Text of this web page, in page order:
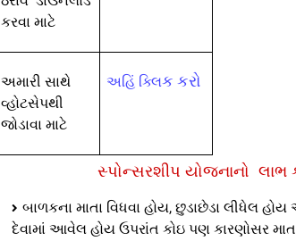
કરવા માટે
અમારી સાથે
વ્હોટસેપથી
જોડાવા માટે
અહિં ક્લિક કરો
સ્પોન્સરશીપ યોજનાનો લાભ
બાળકના માતા વિધવા હોય, છુડાછેડા લીધેલ
દેવામાં આવેલ હોય ઉપરાંત કોઇ પણ કારણોસર